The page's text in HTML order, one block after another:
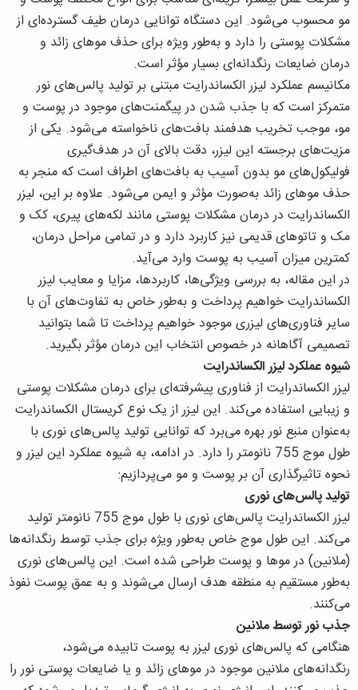
مو محسوب می‌شود. این دستگاه توانایی درمان طیف گسترده‌ای از
مشکلات پوستی را دارد و به‌طور ویژه برای حذف موهای زائد و
درمان ضایعات رنگدانه‌ای بسیار مؤثر است.
مکانیسم عملکرد لیزر الکساندرایت مبتنی بر تولید پالس‌های نور
متمرکز است که با جذب شدن در پیگمنت‌های موجود در پوست و
مو، موجب تخریب هدفمند بافت‌های ناخواسته می‌شود. یکی از
مزیت‌های برجسته این لیزر، دقت بالای آن در هدف‌گیری
فولیکول‌های مو بدون آسیب به بافت‌های اطراف است که منجر به
حذف موهای زائد به‌صورت مؤثر و ایمن می‌شود. علاوه بر این، لیزر
الکساندرایت در درمان مشکلات پوستی مانند لکه‌های پیری، کک و
مک و تاتوهای قدیمی نیز کاربرد دارد و در تمامی مراحل درمان،
کمترین میزان آسیب به پوست وارد می‌آید.
در این مقاله، به بررسی ویژگی‌ها، کاربردها، مزایا و معایب لیزر
الکساندرایت خواهیم پرداخت و به‌طور خاص به تفاوت‌های آن با
سایر فناوری‌های لیزری موجود خواهیم پرداخت تا شما بتوانید
تصمیمی آگاهانه در خصوص انتخاب این درمان مؤثر بگیرید.
شیوه عملکرد لیزر الکساندرایت
لیزر الکساندرایت از فناوری پیشرفته‌ای برای درمان مشکلات پوستی
و زیبایی استفاده می‌کند. این لیزر از یک نوع کریستال الکساندرایت
به‌عنوان منبع نور بهره می‌برد که توانایی تولید پالس‌های نوری با
طول موج 755 نانومتر را دارد. در ادامه، به شیوه عملکرد این لیزر و
نحوه تاثیرگذاری آن بر پوست و مو می‌پردازیم:
تولید پالس‌های نوری
لیزر الکساندرایت پالس‌های نوری با طول موج 755 نانومتر تولید
می‌کند. این طول موج خاص به‌طور ویژه برای جذب توسط رنگدانه‌ها
(ملانین) در موها و پوست طراحی شده است. این پالس‌های نوری
به‌طور مستقیم به منطقه هدف ارسال می‌شوند و به عمق پوست نفوذ
می‌کنند.
جذب نور توسط ملانین
هنگامی که پالس‌های نوری لیزر به پوست تابیده می‌شود،
رنگدانه‌های ملانین موجود در موهای زائد و یا ضایعات پوستی نور را